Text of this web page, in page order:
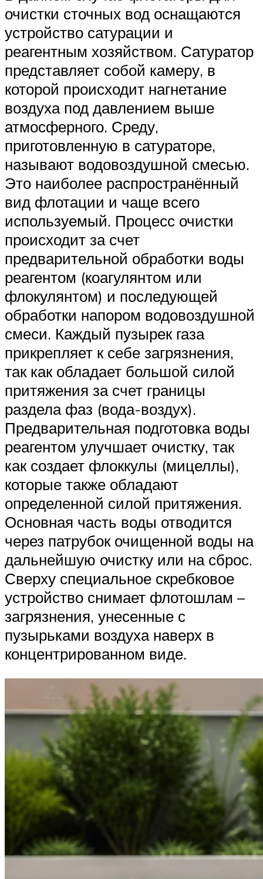
очистки сточных вод оснащаются
устройство сатурации и
реагентным хозяйством. Сатуратор
представляет собой камеру, в
которой происходит нагнетание
воздуха под давлением выше
атмосферного. Среду,
приготовленную в сатураторе,
называют водовоздушной смесью.
Это наиболее распространённый
вид флотации и чаще всего
используемый. Процесс очистки
происходит за счет
предварительной обработки воды
реагентом (коагулянтом или
флокулянтом) и последующей
обработки напором водовоздушной
смеси. Каждый пузырек газа
прикрепляет к себе загрязнения,
так как обладает большой силой
притяжения за счет границы
раздела фаз (вода-воздух).
Предварительная подготовка воды
реагентом улучшает очистку, так
как создает флоккулы (мицеллы),
которые также обладают
определенной силой притяжения.
Основная часть воды отводится
через патрубок очищенной воды на
дальнейшую очистку или на сброс.
Сверху специальное скребковое
устройство снимает флотошлам –
загрязнения, унесенные с
пузырьками воздуха наверх в
концентрированном виде.